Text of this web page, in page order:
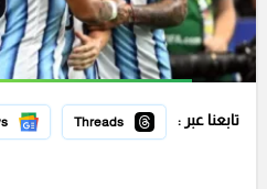
تابعنا عبر : Threads